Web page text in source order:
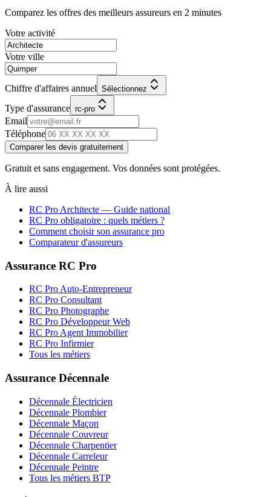
Comparez les offres des meilleurs assureurs en 2 minutes
Votre activité
Votre ville
Chiffre d'affaires annuel Sélectionnez
Type d'assurance rc-pro
Email
Téléphone
Comparer les devis gratuitement
Gratuit et sans engagement. Vos données sont protégées.
À lire aussi
RC Pro Architecte — Guide national
RC Pro obligatoire : quels métiers ?
Comment choisir son assurance pro
Comparateur d'assureurs
Assurance RC Pro
RC Pro Auto-Entrepreneur
RC Pro Consultant
RC Pro Photographe
RC Pro Développeur Web
RC Pro Agent Immobilier
RC Pro Infirmier
Tous les métiers
Assurance Décennale
Décennale Électricien
Décennale Plombier
Décennale Maçon
Décennale Couvreur
Décennale Charpentier
Décennale Carreleur
Décennale Peintre
Tous les métiers BTP